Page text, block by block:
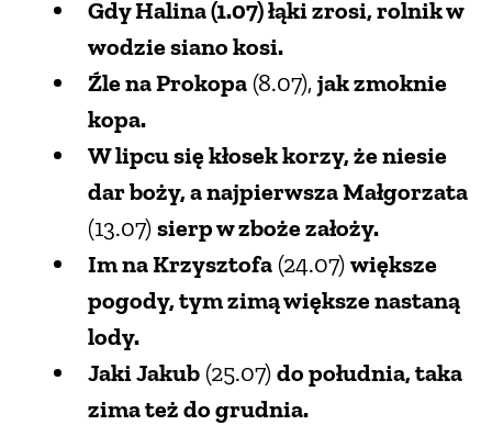
Gdy Halina (1.07) łąki zrosi, rolnik w
wodzie siano kosi.
Źle na Prokopa(8.07),jak zmoknie
kopa.
W lipcu się kłosek korzy, że niesie
dar boży, a najpierwsza Małgorzata
(13.07)sierp w zboże założy.
Im na Krzysztofa(24.07)większe
pogody, tym zimą większe nastaną
lody.
Jaki Jakub(25.07)do południa, taka
zima też do grudnia.